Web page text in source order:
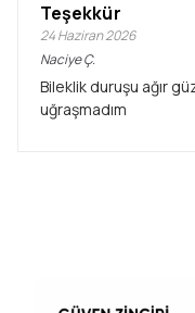
Teşekkür
24 Haziran 2026
NaciyeÇ.
Bileklik duruşu ağır
uğraşmadım